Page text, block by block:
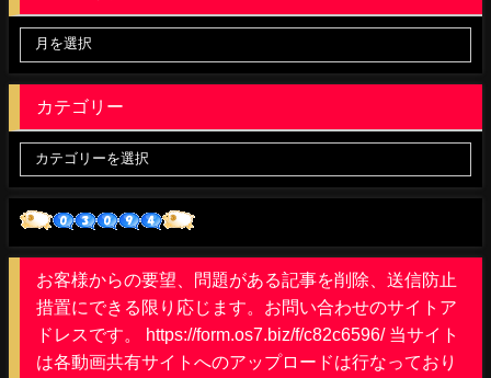
カテゴリー
お客様からの要望、問題がある記事を削除、送信防止
措置にできる限り応じます。お問い合わせのサイトア
ドレスです。 https://form.os7.biz/f/c82c6596/ 当サイト
は各動画共有サイトへのアップロードは行なっており